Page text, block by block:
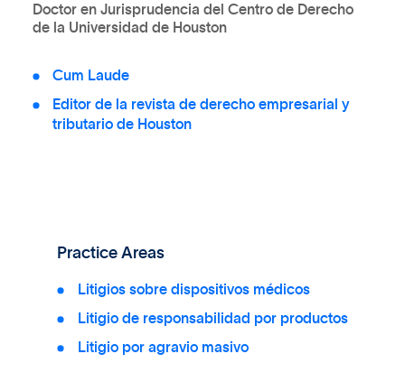
Doctor en Jurisprudencia del Centro de Derecho
de la Universidad de Houston
Cum Laude
Editor de la revista de derecho empresarial y
tributario de Houston
Practice Areas
Litigios sobre dispositivos médicos
Litigio de responsabilidad por productos
Litigio por agravio masivo